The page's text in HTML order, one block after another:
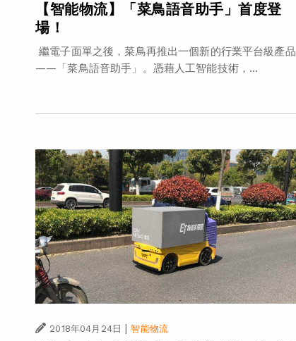
【智能物流】「菜鳥語音助手」首度登
場！
繼電子面單之後，菜鳥再推出一個新的行業平台級產品
——「菜鳥語音助手」。憑藉人工智能技術，...
2018年04月24日 | 智能物流